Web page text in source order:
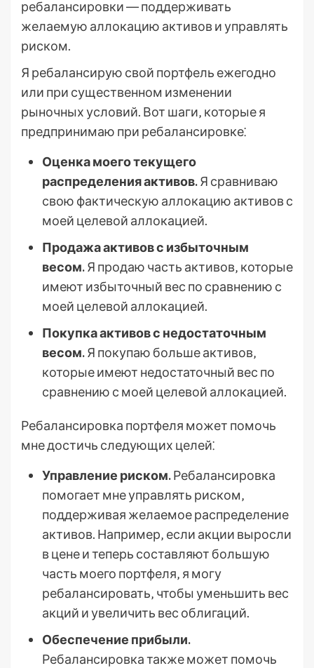
ребалансировки ― поддерживать
желаемую аллокацию активов и управлять
риском.
Я ребалансирую свой портфель ежегодно
или при существенном изменении
рыночных условий. Вот шаги‚ которые я
предпринимаю при ребалансировке⁚
Оценка моего текущего
распределения активов.Я сравниваю
свою фактическую аллокацию активов с
моей целевой аллокацией.
Продажа активов с избыточным
весом.Я продаю часть активов‚ которые
имеют избыточный вес по сравнению с
моей целевой аллокацией.
Покупка активов с недостаточным
весом.Я покупаю больше активов‚
которые имеют недостаточный вес по
сравнению с моей целевой аллокацией.
Ребалансировка портфеля может помочь
мне достичь следующих целей⁚
Управление риском.Ребалансировка
помогает мне управлять риском‚
поддерживая желаемое распределение
активов. Например‚ если акции выросли
в цене и теперь составляют большую
часть моего портфеля‚ я могу
ребалансировать‚ чтобы уменьшить вес
акций и увеличить вес облигаций.
Обеспечение прибыли.
Ребалансировка также может помочь